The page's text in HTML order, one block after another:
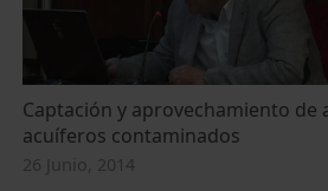
Captación y aprovechamiento de
acuíferos contaminados
26 Junio, 2014